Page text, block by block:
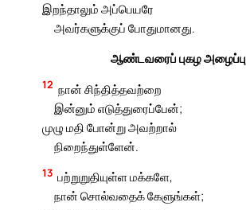
இறந்தாலும் அப்பெயரே
அவர்களுக்குப் போதுமானது.
ஆண்டவரைப் புகழ அழைப்பு
12 நான் சிந்தித்தவற்றை
இன்னும் எடுத்துரைப்பேன்;
முழு மதி போன்று அவற்றால்
நிறைந்துள்ளேன்.
13 பற்றுறுதியுள்ள மக்களே,
நான் சொல்வதைக் கேளுங்கள்;